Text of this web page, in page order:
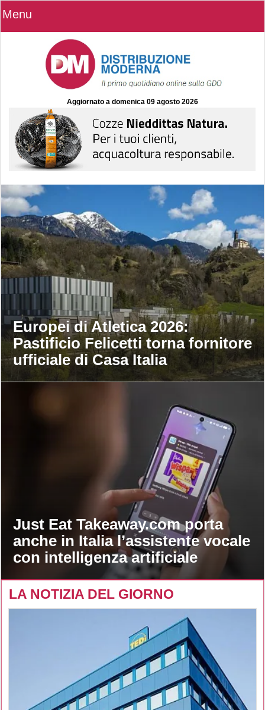
Menu
Aggiornato a domenica 09 agosto 2026
Europei di Atletica 2026:
Pastificio Felicetti torna fornitore
ufficiale di Casa Italia
Just Eat Takeaway.com porta
anche in Italia l’assistente vocale
con intelligenza artificiale
LA NOTIZIA DEL GIORNO